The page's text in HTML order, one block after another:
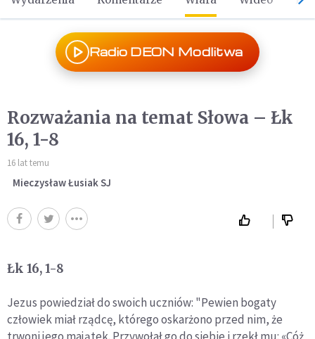
Radio DEON Modlitwa
Rozważania na temat Słowa – Łk
16, 1-8
16 lat temu
Mieczysław Łusiak SJ
Łk 16, 1-8
Jezus powiedział do swoich uczniów: "Pewien bogaty
człowiek miał rządcę, którego oskarżono przed nim, że